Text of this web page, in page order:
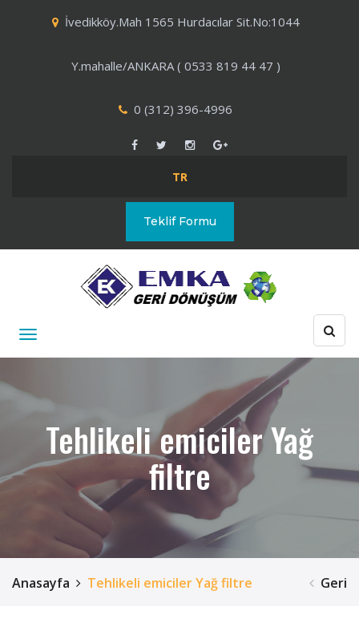
İvedikköy.Mah 1565 Hurdacılar Sit.No:1044
Y.mahalle/ANKARA ( 0533 819 44 47 )
0 (312) 396-4996
TR
Teklif Formu
Tehlikeli emiciler Yağ
filtre
Anasayfa Tehlikeli emiciler Yağ filtre Geri